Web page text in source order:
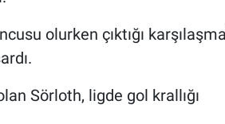
olurken çıktığı
Sörloth, ligde gol krallığı